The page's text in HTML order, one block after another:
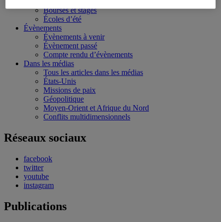
Bourses et stages
Écoles d’été
Évènements
Évènements à venir
Évènement passé
Compte rendu d’évènements
Dans les médias
Tous les articles dans les médias
États-Unis
Missions de paix
Géopolitique
Moyen-Orient et Afrique du Nord
Conflits multidimensionnels
Réseaux sociaux
facebook
twitter
youtube
instagram
Publications